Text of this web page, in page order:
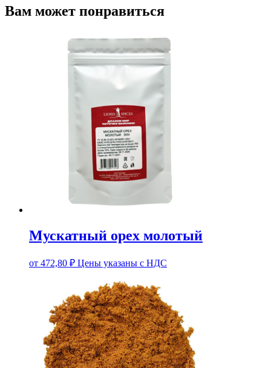
Вам может понравиться
Мускатный орех молотый
от 472,80 ₽ Цены указаны с НДС